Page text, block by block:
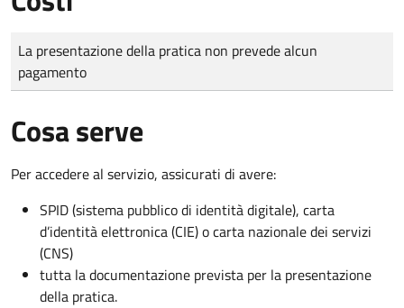
Tipo di pagamento
Importo
La presentazione della pratica non prevede alcun
pagamento
Cosa serve
Per accedere al servizio, assicurati di avere:
SPID (sistema pubblico di identità digitale), carta
d’identità elettronica (CIE) o carta nazionale dei servizi
(CNS)
tutta la documentazione prevista per la presentazione
della pratica.